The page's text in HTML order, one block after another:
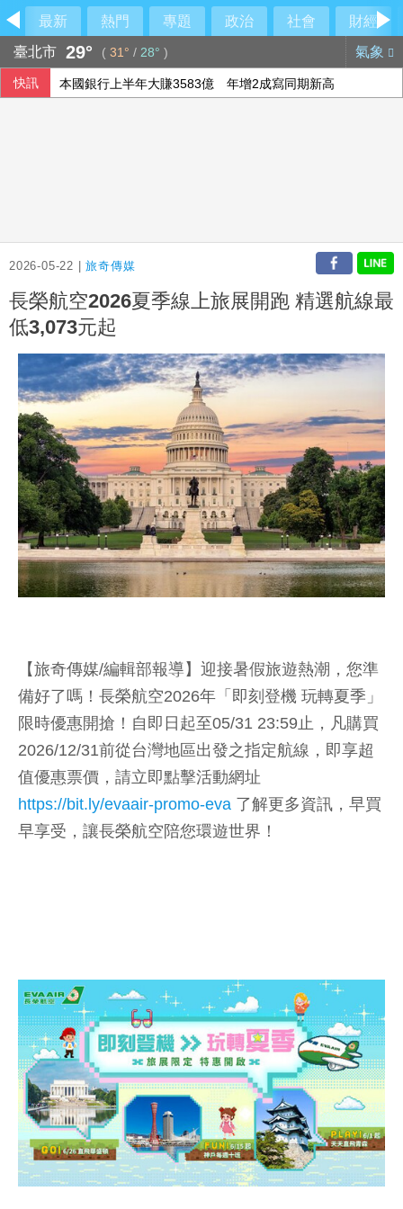
最新 熱門 專題 政治 社會
財經
臺北市 29° ( 31° / 28° ) 氣象
快訊 本國銀行上半年大賺3583億 年增2成寫同期新高
2026-05-22 |旅奇傳媒
長榮航空2026夏季線上旅展開跑 精選航線最
低3,073元起
【旅奇傳媒/編輯部報導】迎接暑假旅遊熱潮，您準
備好了嗎！長榮航空2026年「即刻登機 玩轉夏季」
限時優惠開搶！自即日起至05/31 23:59止，凡購買
2026/12/31前從台灣地區出發之指定航線，即享超
值優惠票價，請立即點擊活動網址
https://bit.ly/evaair-promo-eva 了解更多資訊，早買
早享受，讓長榮航空陪您環遊世界！